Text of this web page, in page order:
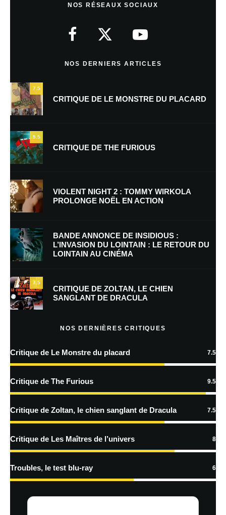
Nom*
E-mail *
Enregistrer mon nom, mon e-mail et mon site dans le navigateur pour
mon prochain commentaire.
plus sur la façon dont les données de vos commentaires sont
NOS RÉSEAUX SOCIAUX
NOS DERNIERS ARTICLES
7.5
CRITIQUE DE LE MONSTRE DU PLACARD
9.5
CRITIQUE DE THE FURIOUS
VIOLENT NIGHT 2 : TOMMY WIRKOLA
PROLONGE NOËL EN ACTION
BANDE ANNONCE DE INSIDIOUS :
L’INVASION DU LOINTAIN : LE RETOUR DU
LOINTAIN AU CINÉMA
7.5
CRITIQUE DE ZOLTAN, LE CHIEN
SANGLANT DE DRACULA
NOS DERNIÈRES CRITIQUES
Critique de Le Monstre du placard 7.5
Critique de The Furious 9.5
Critique de Zoltan, le chien sanglant de Dracula 7.5
Critique de Les Maîtres de l’univers 8
Troubles, le test blu-ray 6